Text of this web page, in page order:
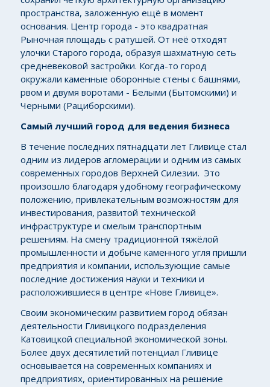
пространства, заложенную ещё в момент
основания. Центр города - это квадратная
Рыночная площадь с ратушей. От неё отходят
улочки Старого города, образуя шахматную сеть
средневековой застройки. Когда-то город
окружали каменные оборонные стены с башнями,
рвом и двумя воротами - Белыми (Бытомскими) и
Черными (Рациборскими).
Самый лучший город для ведения бизнеса
В течение последних пятнадцати лет Гливице стал
одним из лидеров агломерации и одним из самых
современных городов Верхней Силезии. Это
произошло благодаря удобному географическому
положению, привлекательным возможностям для
инвестирования, развитой технической
инфраструктуре и смелым транспортным
решениям. На смену традиционной тяжёлой
промышленности и добыче каменного угля пришли
предприятия и компании, использующие самые
последние достижения науки и техники и
расположившиеся в центре «Нове Гливице».
Своим экономическим развитием город обязан
деятельности Гливицкого подразделения
Катовицкой специальной экономической зоны.
Более двух десятилетий потенциал Гливице
основывается на современных компаниях и
предприятиях, ориентированных на решение